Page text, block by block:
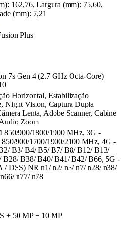
162,76, Largura (mm): 75,60,
(mm): 7,21
Plus
7s Gen 4 (2.7 GHz Octa-Core)
Horizontal, Estabilização
Night Vision, Captura Dupla
Lenta, Adobe Scanner, Cabine
Zoom
850/900/1800/1900 MHz, 3G -
900/1700/1900/2100 MHz, 4G -
B3/ B4/ B5/ B7/ B8/ B12/ B13/
B28/ B38/ B40/ B41/ B42/ B66, 5G -
/ DSS) NR n1/ n2/ n3/ n7/ n28/ n38/
n77/ n78
+ 50 MP + 10 MP